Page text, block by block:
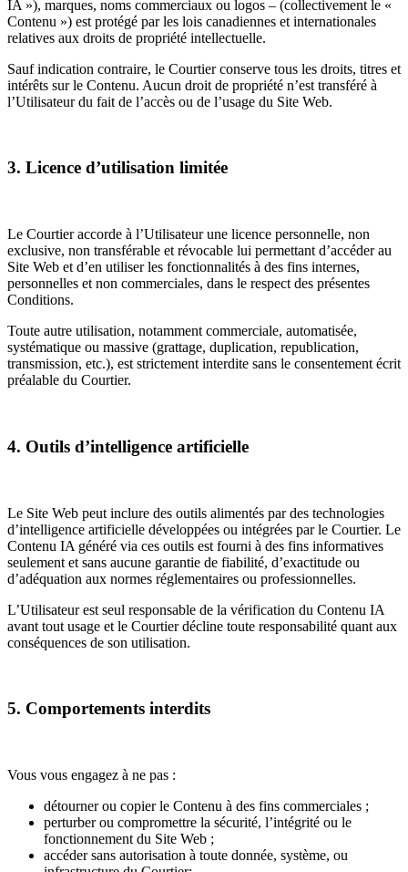
IA »), marques, noms commerciaux ou logos – (collectivement le «
Contenu ») est protégé par les lois canadiennes et internationales
relatives aux droits de propriété intellectuelle.
Sauf indication contraire, le Courtier conserve tous les droits, titres et
intérêts sur le Contenu. Aucun droit de propriété n’est transféré à
l’Utilisateur du fait de l’accès ou de l’usage du Site Web.
3. Licence d’utilisation limitée
Le Courtier accorde à l’Utilisateur une licence personnelle, non
exclusive, non transférable et révocable lui permettant d’accéder au
Site Web et d’en utiliser les fonctionnalités à des fins internes,
personnelles et non commerciales, dans le respect des présentes
Conditions.
Toute autre utilisation, notamment commerciale, automatisée,
systématique ou massive (grattage, duplication, republication,
transmission, etc.), est strictement interdite sans le consentement écrit
préalable du Courtier.
4. Outils d’intelligence artificielle
Le Site Web peut inclure des outils alimentés par des technologies
d’intelligence artificielle développées ou intégrées par le Courtier. Le
Contenu IA généré via ces outils est fourni à des fins informatives
seulement et sans aucune garantie de fiabilité, d’exactitude ou
d’adéquation aux normes réglementaires ou professionnelles.
L’Utilisateur est seul responsable de la vérification du Contenu IA
avant tout usage et le Courtier décline toute responsabilité quant aux
conséquences de son utilisation.
5. Comportements interdits
Vous vous engagez à ne pas :
détourner ou copier le Contenu à des fins commerciales ;
perturber ou compromettre la sécurité, l’intégrité ou le
fonctionnement du Site Web ;
accéder sans autorisation à toute donnée, système, ou